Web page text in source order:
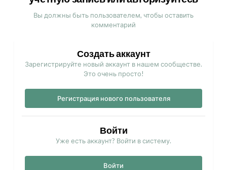
Вы должны быть пользователем, чтобы оставить
комментарий
Создать аккаунт
Зарегистрируйте новый аккаунт в нашем сообществе.
Это очень просто!
Регистрация нового пользователя
Войти
Уже есть аккаунт? Войти в систему.
Войти